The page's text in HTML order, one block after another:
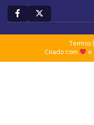
Termos|
Criado com
e